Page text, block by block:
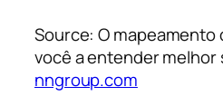
Source: O mapeamento
você a entender melhor
nngroup.com